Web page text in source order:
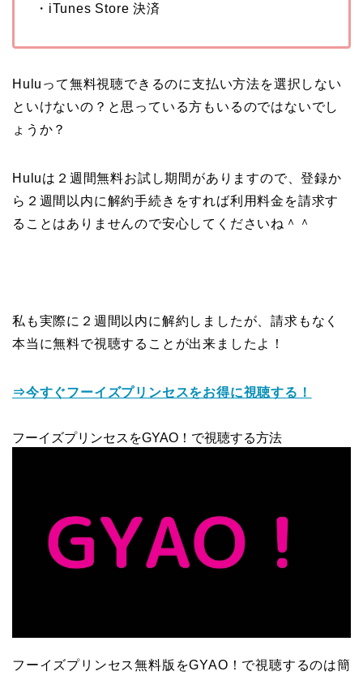
・iTunes Store 決済
Huluって無料視聴できるのに支払い方法を選択しない
といけないの？と思っている方もいるのではないでし
ょうか？
Huluは２週間無料お試し期間がありますので、登録か
ら２週間以内に解約手続きをすれば利用料金を請求す
ることはありませんので安心してくださいね＾＾
私も実際に２週間以内に解約しましたが、請求もなく
本当に無料で視聴することが出来ましたよ！
⇒今すぐフーイズプリンセスをお得に視聴する！
フーイズプリンセスをGYAO！で視聴する方法
フーイズプリンセス無料版をGYAO！で視聴するのは簡